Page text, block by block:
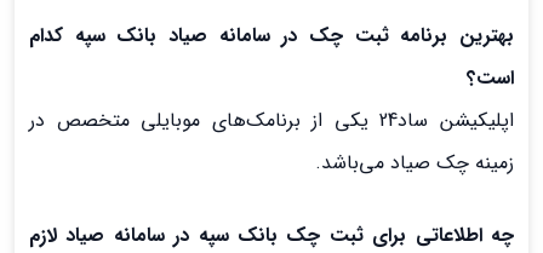
بهترین برنامه ثبت چک در سامانه صیاد بانک سپه کدام
است؟
اپلیکیشن ساد24 یکی از برنامک‌های موبایلی متخصص در
زمینه چک صیاد می‌باشد.
چه اطلاعاتی برای ثبت چک بانک سپه در سامانه صیاد لازم